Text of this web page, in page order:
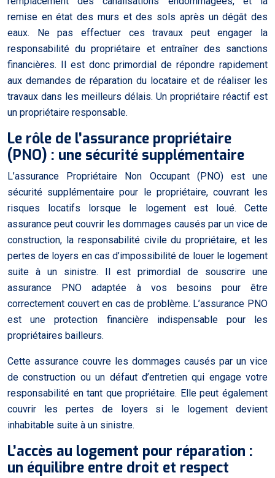
remise en état des murs et des sols après un dégât des
eaux. Ne pas effectuer ces travaux peut engager la
responsabilité du propriétaire et entraîner des sanctions
financières. Il est donc primordial de répondre rapidement
aux demandes de réparation du locataire et de réaliser les
travaux dans les meilleurs délais. Un propriétaire réactif est
un propriétaire responsable.
Le rôle de l’assurance propriétaire
(PNO) : une sécurité supplémentaire
L’assurance Propriétaire Non Occupant (PNO) est une
sécurité supplémentaire pour le propriétaire, couvrant les
risques locatifs lorsque le logement est loué. Cette
assurance peut couvrir les dommages causés par un vice de
construction, la responsabilité civile du propriétaire, et les
pertes de loyers en cas d’impossibilité de louer le logement
suite à un sinistre. Il est primordial de souscrire une
assurance PNO adaptée à vos besoins pour être
correctement couvert en cas de problème. L’assurance PNO
est une protection financière indispensable pour les
propriétaires bailleurs.
Cette assurance couvre les dommages causés par un vice
de construction ou un défaut d’entretien qui engage votre
responsabilité en tant que propriétaire. Elle peut également
couvrir les pertes de loyers si le logement devient
inhabitable suite à un sinistre.
L’accès au logement pour réparation :
un équilibre entre droit et respect